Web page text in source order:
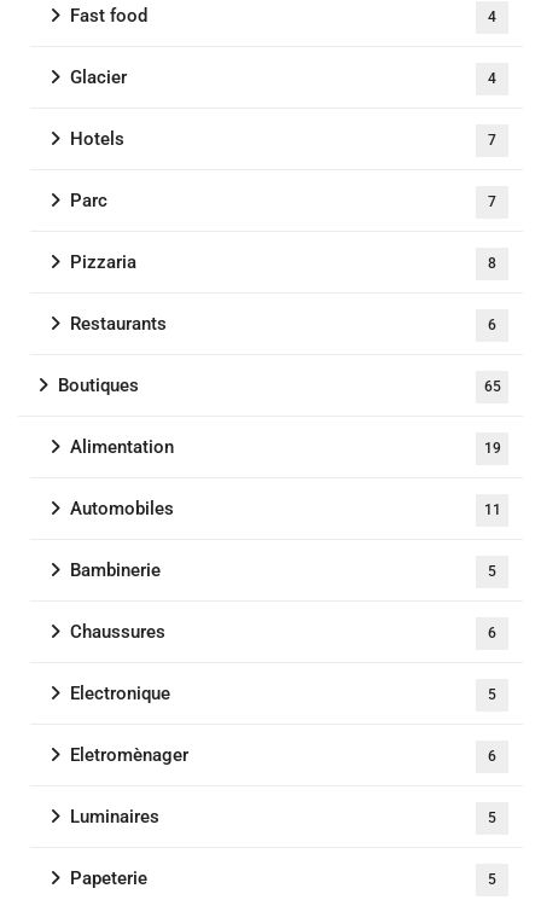
Fast food 4
Glacier 4
Hotels 7
Parc 7
Pizzaria 8
Restaurants 6
Boutiques 65
Alimentation 19
Automobiles 11
Bambinerie 5
Chaussures 6
Electronique 5
Eletromènager 6
Luminaires 5
Papeterie 5